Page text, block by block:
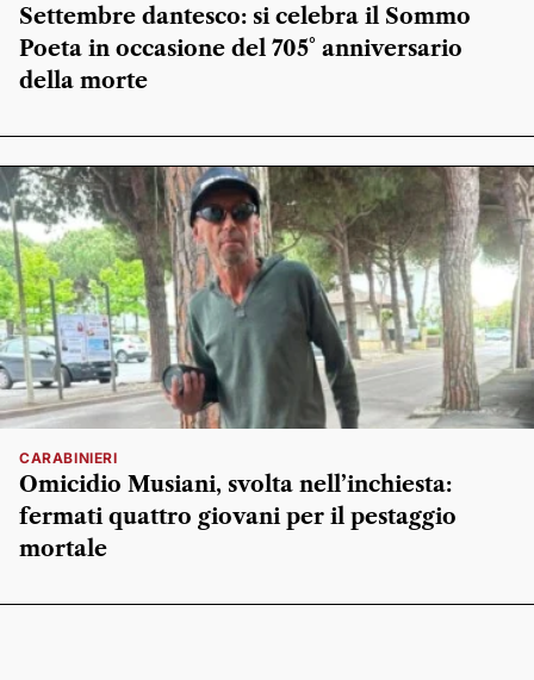
Settembre dantesco: si celebra il Sommo
Poeta in occasione del 705° anniversario
della morte
CARABINIERI
Omicidio Musiani, svolta nell’inchiesta:
fermati quattro giovani per il pestaggio
mortale